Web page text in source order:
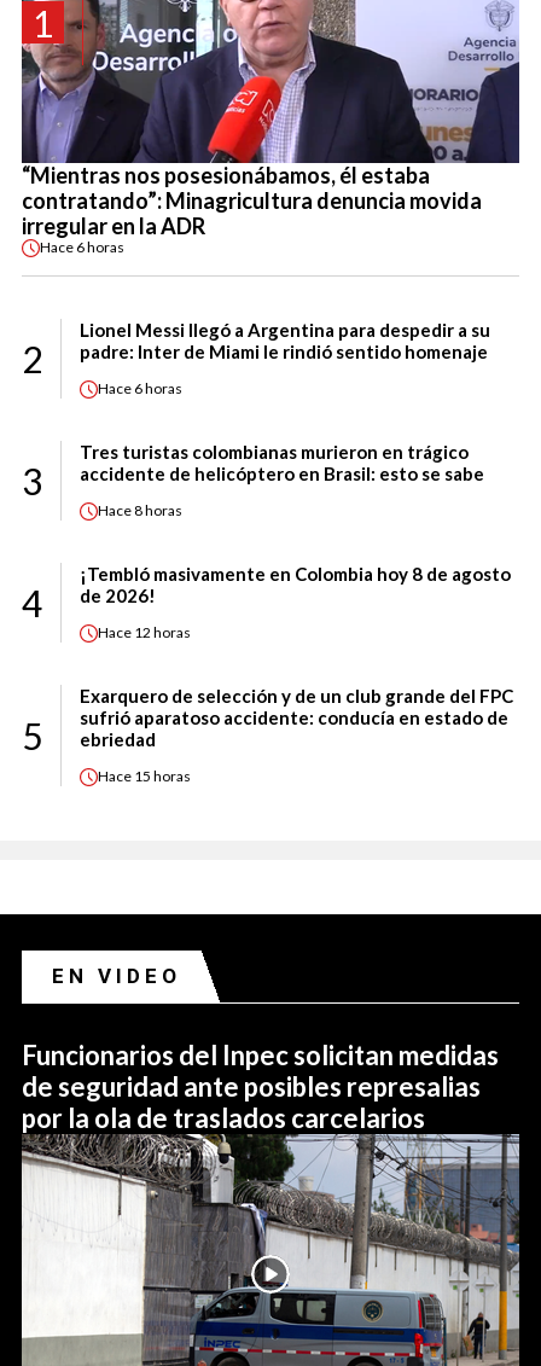
1
“Mientras nos posesionábamos, él estaba
contratando”: Minagricultura denuncia movida
irregular en la ADR
Hace 6 horas
2
Lionel Messi llegó a Argentina para despedir a su
padre: Inter de Miami le rindió sentido homenaje
Hace 6 horas
3
Tres turistas colombianas murieron en trágico
accidente de helicóptero en Brasil: esto se sabe
Hace8 horas
4
¡Tembló masivamente en Colombia hoy 8 de agosto
de 2026!
Hace 12 horas
5
Exarquero de selección y de un club grande del FPC
sufrió aparatoso accidente: conducía en estado de
ebriedad
Hace 15 horas
EN VIDEO
Funcionarios del Inpec solicitan medidas
de seguridad ante posibles represalias
por la ola de traslados carcelarios